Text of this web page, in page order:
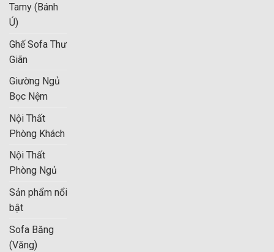
Tamy (Bánh
Ú)
Ghế Sofa Thư
Giãn
Giường Ngủ
Bọc Nệm
Nội Thất
Phòng Khách
Nội Thất
Phòng Ngủ
Sản phẩm nổi
bật
Sofa Băng
(Văng)